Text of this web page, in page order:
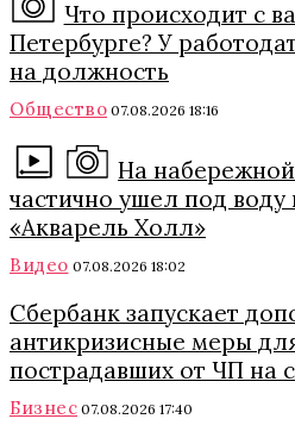
Что происходит с
Петербурге? У
на должность
Общество 07.08.2026 18:16
На
частично ушел под воду
«Акварель Холл»
Видео 07.08.2026 18:02
Сбербанк запускает
антикризисные меры
пострадавших от ЧП на
Бизнес 07.08.2026 17:40